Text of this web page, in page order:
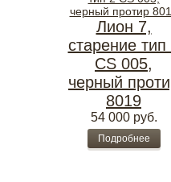
Лион 7,
старение тип
CS 005,
черный
8019
54 000 руб.
Подробнее